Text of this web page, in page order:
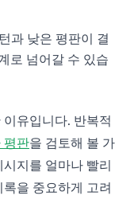
과 낮은 평판이 결
로 넘어갈 수 있습
유입니다. 반복적
평판을 검토해 볼 가
지를 얼마나 빨리
을 중요하게 고려